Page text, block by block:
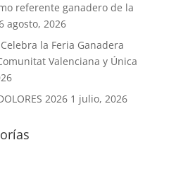
referente ganadero de la
agosto, 2026
la Feria Ganadera
Valenciana y Única
2026 1 julio, 2026